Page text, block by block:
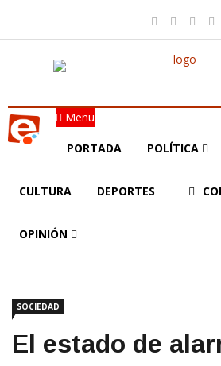
Menu
PORTADA POLÍTICA
CULTURA DEPORTES
OPINIÓN
SOCIEDAD
El estado de